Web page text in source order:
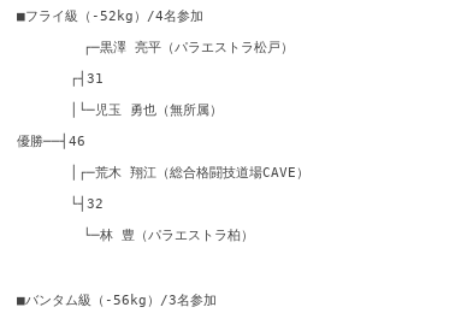
■フライ級（-52kg）/4名参加
┌─黒澤 亮平（パラエストラ松戸）
┌┤31
│└─児玉 勇也（無所属）
優勝──┤46
│┌─荒木 翔江（総合格闘技道場CAVE）
└┤32
└─林 豊（パラエストラ柏）
■バンタム級（-56kg）/3名参加